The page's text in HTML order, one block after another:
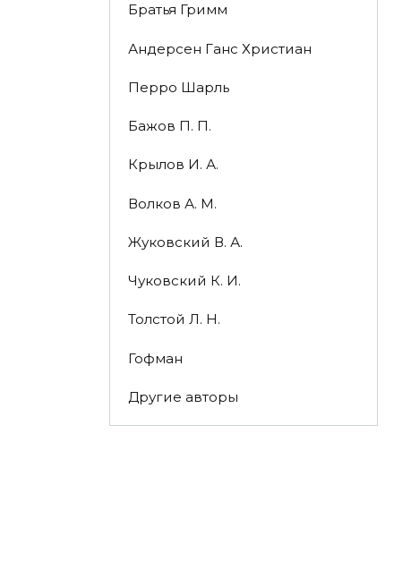
Братья Гримм
Андерсен Ганс Христиан
Перро Шарль
Бажов П. П.
Крылов И. А.
Волков А. М.
Жуковский В. А.
Чуковский К. И.
Толстой Л. Н.
Гофман
Другие авторы